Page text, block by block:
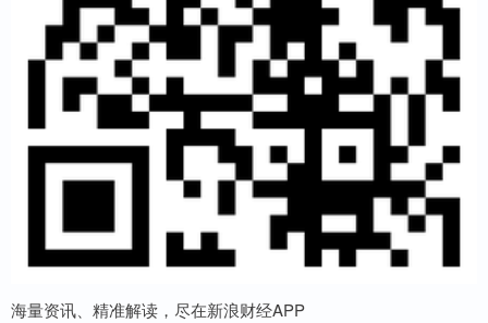
海量资讯、精准解读，尽在新浪财经APP